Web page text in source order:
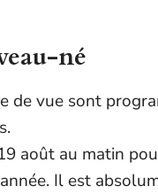
né
vue sont
août au matin
Il est